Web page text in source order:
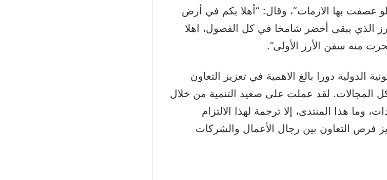
عصفت بها الازمات”، وقال: “أهلا بكم في أرض
الذي يبقى أخضر شامخا في كل الفصول، اهلا
منه سفن الأرز الأولى”.
الدولية دورا بالغ الاهمية في تعزيز التعاون
كل المجالات. لقد عملت على صعيد التنمية من خلال
وما هذا المنتدى، إلا ترجمة لهذا الالتزام
فرص التعاون بين رجال الأعمال والشركات